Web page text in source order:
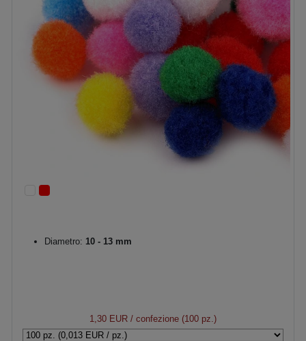
Diametro: 10 - 13 mm
1,30 EUR / confezione (100 pz.)